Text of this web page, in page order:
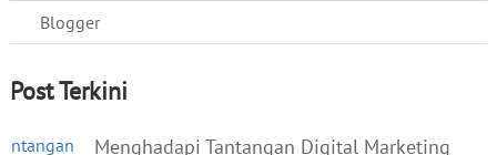
Blogger
Post Terkini
Menghadapi Tantangan Digital Marketing